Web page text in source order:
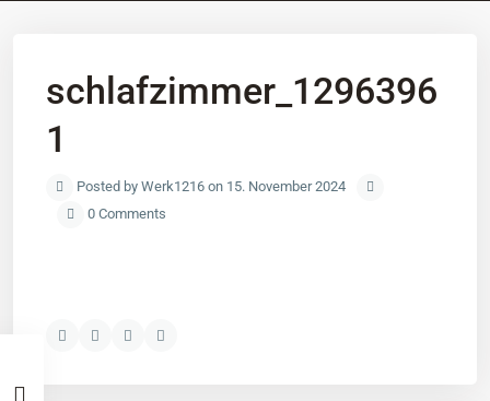
schlafzimmer_1296396
1
Posted by Werk1216 on 15. November 2024
0 Comments